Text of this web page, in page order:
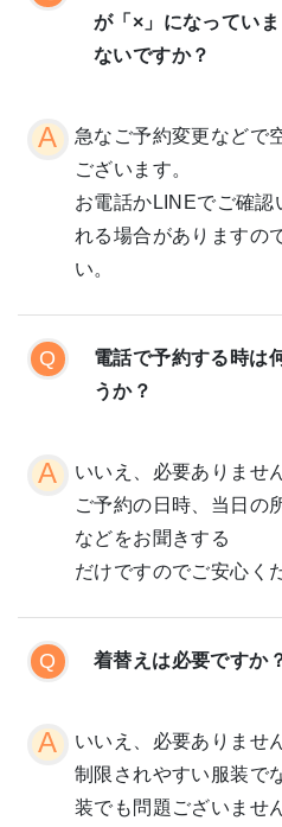
が「×」になってい
ないですか？
急なご予約変更などで
ございます。
お電話かLINEでご確認
れる場合がありますの
い。
電話で予約する時は
うか？
いいえ、必要ありませ
ご予約の日時、当日の
などをお聞きする
だけですのでご安心く
着替えは必要ですか
いいえ、必要ありませ
制限されやすい服装で
装でも問題ございませ